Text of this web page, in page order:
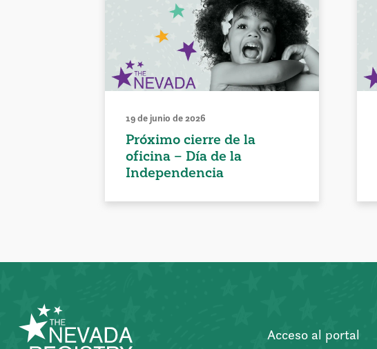
19 de junio de 2026
Próximo cierre de la
oficina – Día de la
Independencia
Acceso al portal